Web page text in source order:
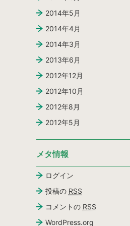
2014年5月
2014年4月
2014年3月
2013年6月
2012年12月
2012年10月
2012年8月
2012年5月
メタ情報
ログイン
投稿の RSS
コメントの RSS
WordPress.org